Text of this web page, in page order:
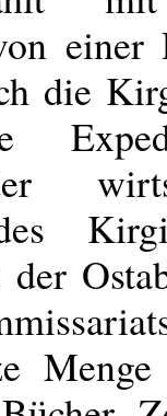
die
Menge